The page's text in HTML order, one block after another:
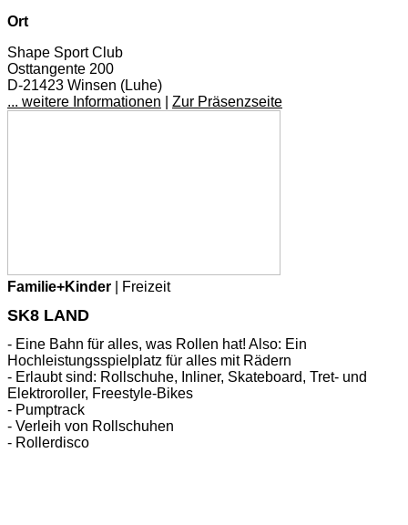
Ort
Shape Sport Club
Osttangente 200
D-21423 Winsen (Luhe)
... weitere Informationen
Zur Präsenzseite
Familie+Kinder | Freizeit
SK8 LAND
- Eine Bahn für alles, was Rollen hat! Also: Ein
Hochleistungsspielplatz für alles mit Rädern
- Erlaubt sind: Rollschuhe, Inliner, Skateboard, Tret- und
Elektroroller, Freestyle-Bikes
- Pumptrack
- Verleih von Rollschuhen
- Rollerdisco